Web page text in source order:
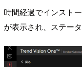
時間経過でインスト
が表示され、ステー